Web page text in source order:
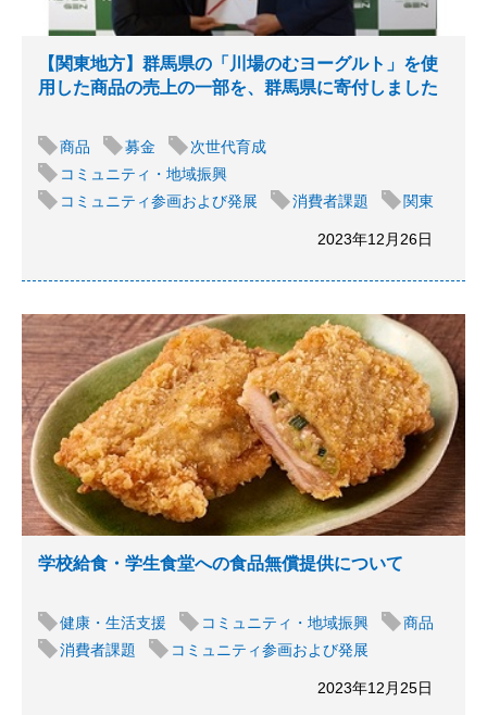
【関東地方】群馬県の「川場のむヨーグルト」を使
用した商品の売上の一部を、群馬県に寄付しました
商品 募金
次世代育成
コミュニティ・地域振興
コミュニティ参画および発展
消費者課題 関東
2023年12月26日
学校給食・学生食堂への食品無償提供について
健康・生活支援 コミュニティ・地域振興
商品
消費者課題
コミュニティ参画および発展
2023年12月25日